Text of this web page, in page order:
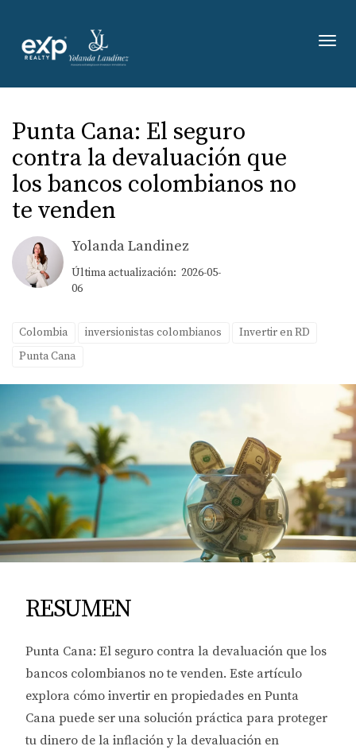
Punta Cana: El seguro
contra la devaluación que
los bancos colombianos no
te venden
Yolanda Landinez
Última actualización: 2026-05-
06
Colombia inversionistas colombianos
Invertir en RD
Punta Cana
RESUMEN
Punta Cana: El seguro contra la devaluación que los
bancos colombianos no te venden. Este artículo
explora cómo invertir en propiedades en Punta
Cana puede ser una solución práctica para proteger
tu dinero de la inflación y la devaluación en